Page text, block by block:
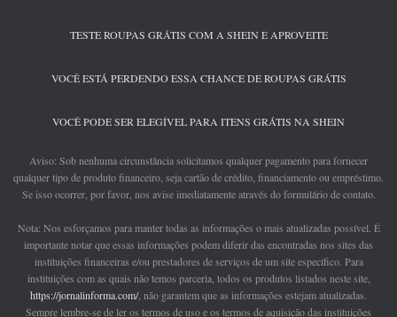
TESTE ROUPAS GRÁTIS COM A SHEIN E APROVEITE
VOCÊ ESTÁ PERDENDO ESSA CHANCE DE ROUPAS GRÁTIS
VOCÊ PODE SER ELEGÍVEL PARA ITENS GRÁTIS NA SHEIN
Aviso: Sob nenhuma circunstância solicitamos qualquer pagamento para fornecer
qualquer tipo de produto financeiro, seja cartão de crédito, financiamento ou empréstimo.
Se isso ocorrer, por favor, nos avise imediatamente através do formulário de contato.
Nota: Nos esforçamos para manter todas as informações o mais atualizadas possível. É
importante notar que essas informações podem diferir das encontradas nos sites das
instituições financeiras e/ou prestadores de serviços de um site específico. Para
instituições com as quais não temos parceria, todos os produtos listados neste site,
https://jornalinforma.com/, não garantem que as informações estejam atualizadas.
Sempre lembre-se de ler os termos de uso e os termos de aquisição das instituições